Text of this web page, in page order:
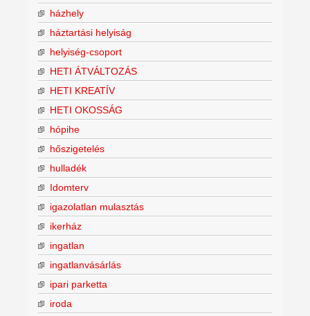
házhely
háztartási helyiság
helyiség-csoport
HETI ÁTVÁLTOZÁS
HETI KREATÍV
HETI OKOSSÁG
hópihe
hőszigetelés
hulladék
Idomterv
igazolatlan mulasztás
ikerház
ingatlan
ingatlanvásárlás
ipari parketta
iroda